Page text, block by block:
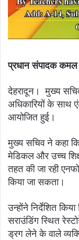
प्रधान संपादक कमल
देहरादून। मुख्य
अधिकारियों के साथ
आयोजित हुई।
मुख्य सचिव ने कहा कि
मेडिकल और उच्च
तहत की जा रही
किया जा सकता।
उन्होंने निर्देशित
सराउंडिंग स्थित
ड्रग लेने के वाले